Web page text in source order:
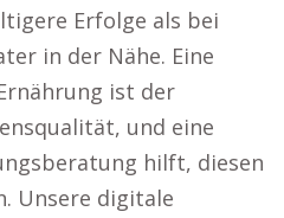
Erfolge als bei
in der Nähe. Eine
ist der
und eine
hilft, diesen
Unsere digitale